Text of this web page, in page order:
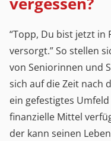
“Topp, Du bist jetzt in
versorgt.” So stellen
von Seniorinnen und
sich auf die Zeit nach
ein gefestigtes
finanzielle Mittel
der kann seinen